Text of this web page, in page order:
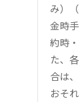
み）
金時
約時
た、
合は
おそ